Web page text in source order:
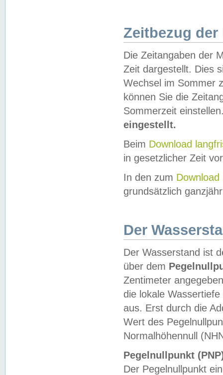
Zeitbezug der
Die Zeitangaben der
Zeit dargestellt. Dies
Wechsel im Sommer
können Sie die
Sommerzeit
eingestellt.
Beim Download
in gesetzlicher Zeit
In den zum Download
grundsätzlich
Der
Der Wasserstand ist
über dem
Zentimeter
die lokale
aus. Erst durch die
Wert des
Normalhöhennull
Pegelnullpunkt
Der Pegelnullpunkt